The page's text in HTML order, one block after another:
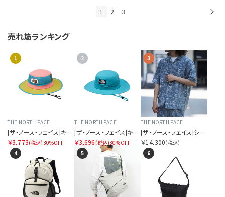
1 2 3
売れ筋ランキング
1
THE NORTH FACE
[ザ・ノース・フェイス]キッズグランドホライズンハット
￥3,773(税込)30%OFF
2
THE NORTH FACE
[ザ・ノース・フェイス]キッズホライズンハット
￥3,696 (税込)30%OFF
3
THE NORTH FACE
[ザ・ノース・フェイス]ショートスリーブアロハリップシャツ
￥14,300(税込)
4
5 6